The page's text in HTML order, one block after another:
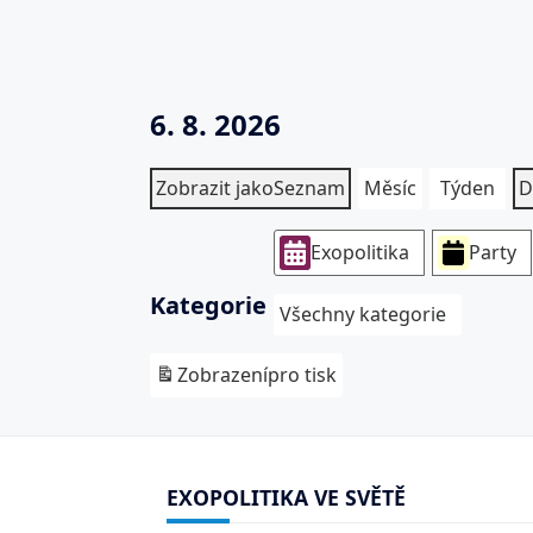
6. 8. 2026
Zobrazit jakoSeznam Měsíc Týden
Kategorie
Exopolitika Party
Všechny kategorie
Zobrazenípro tisk
EXOPOLITIKA VE SVĚTĚ